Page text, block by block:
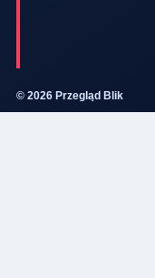
© 2026 Przegląd Blik